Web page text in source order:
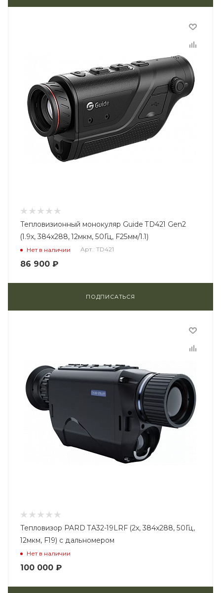
Тепловизионный монокуляр Guide TD421 Gen2
(1.9x, 384x288, 12мкм, 50Гц, F25мм/1.1)
Нет в наличии Арт.: TD421
86 900 ₽
ПОДПИСАТЬСЯ
Тепловизор PARD TA32-19LRF (2x, 384x288, 50Гц,
12мкм, F19) с дальномером
Нет в наличии
100 000 ₽